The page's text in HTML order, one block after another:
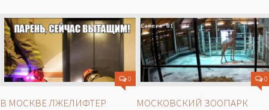
0
В МОСКВЕ ЛЖЕЛИФТЕР
0
МОСКОВСКИЙ ЗООПАРК